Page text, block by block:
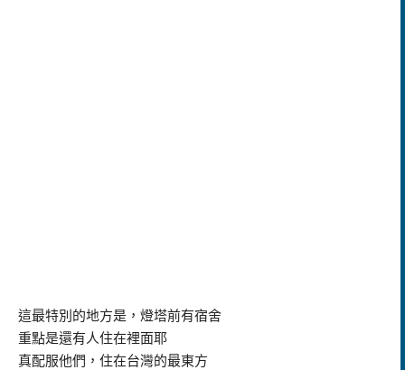
這最特別的地方是，燈塔前有宿舍
重點是還有人住在裡面耶
真配服他們，住在台灣的最東方